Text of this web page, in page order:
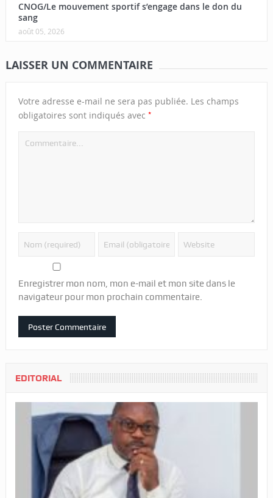
CNOG/Le mouvement sportif s’engage dans le don du
sang
août 05, 2026
LAISSER UN COMMENTAIRE
Votre adresse e-mail ne sera pas publiée. Les champs
obligatoires sont indiqués avec *
Enregistrer mon nom, mon e-mail et mon site dans le
navigateur pour mon prochain commentaire.
EDITORIAL